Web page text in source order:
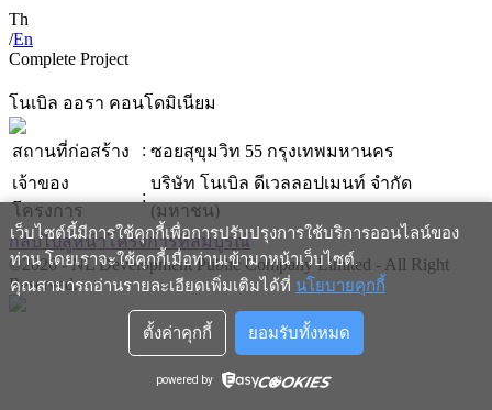
Th
/En
Complete Project
โนเบิล ออรา คอนโดมิเนียม
สถานที่ก่อสร้าง : ซอยสุขุมวิท 55 กรุงเทพมหานคร
เจ้าของ
โครงการ
:
บริษัท โนเบิล ดีเวลลอปเมนท์ จำกัด
(มหาชน)
กลับไปสู่หน้าโครงการที่สมบูรณ์
©2026 - NL Development Public Company Limited - All Right
Reserved.
เว็บไซต์นี้มีการใช้คุกกี้เพื่อการปรับปรุงการใช้บริการออนไลน์ของ
ท่าน โดยเราจะใช้คุกกี้เมื่อท่านเข้ามาหน้าเว็บไซต์.
คุณสามารถอ่านรายละเอียดเพิ่มเติมได้ที่ นโยบายคุกกี้
ตั้งค่าคุกกี้ ยอมรับทั้งหมด
powered by